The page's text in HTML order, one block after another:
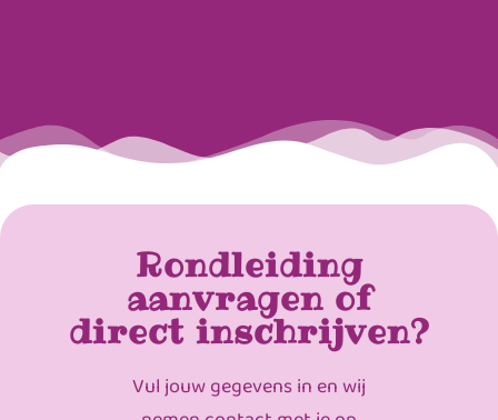
Rondleiding
aanvragen of
direct inschrijven?
Vul jouw gegevens in en wij